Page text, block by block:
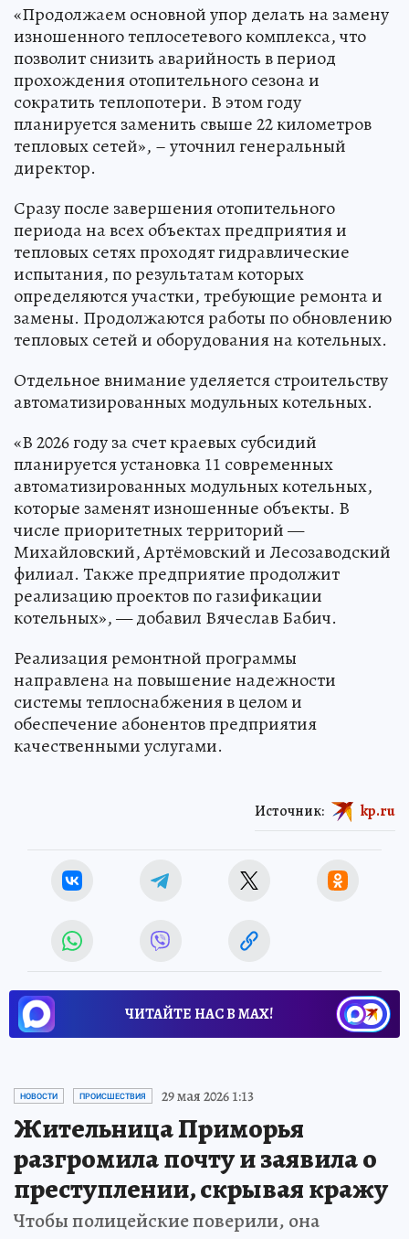
«Продолжаем основной упор делать на замену
изношенного теплосетевого комплекса, что
позволит снизить аварийность в период
прохождения отопительного сезона и
сократить теплопотери. В этом году
планируется заменить свыше 22 километров
тепловых сетей», – уточнил генеральный
директор.
Сразу после завершения отопительного
периода на всех объектах предприятия и
тепловых сетях проходят гидравлические
испытания, по результатам которых
определяются участки, требующие ремонта и
замены. Продолжаются работы по обновлению
тепловых сетей и оборудования на котельных.
Отдельное внимание уделяется строительству
автоматизированных модульных котельных.
«В 2026 году за счет краевых субсидий
планируется установка 11 современных
автоматизированных модульных котельных,
которые заменят изношенные объекты. В
числе приоритетных территорий —
Михайловский, Артёмовский и Лесозаводский
филиал. Также предприятие продолжит
реализацию проектов по газификации
котельных», — добавил Вячеслав Бабич.
Реализация ремонтной программы
направлена на повышение надежности
системы теплоснабжения в целом и
обеспечение абонентов предприятия
качественными услугами.
Источник: kp.ru
ЧИТАЙТЕ НАС В МАХ!
НОВОСТИ ПРОИСШЕСТВИЯ 29 мая 2026 1:13
Жительница Приморья
разгромила почту и заявила о
преступлении, скрывая кражу
Чтобы полицейские поверили, она